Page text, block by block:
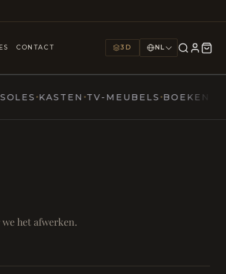
CONTACT 3D NL
KASTEN TV-MEUBELS BOEKENKASTEN
het afwerken.
& Hal